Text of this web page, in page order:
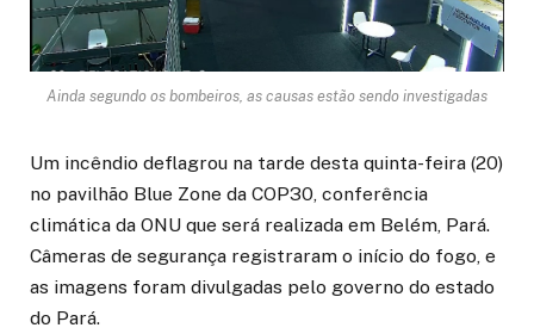
Ainda segundo os bombeiros, as causas estão sendo investigadas
Um incêndio deflagrou na tarde desta quinta-feira (20)
no pavilhão Blue Zone da COP30, conferência
climática da ONU que será realizada em Belém, Pará.
Câmeras de segurança registraram o início do fogo, e
as imagens foram divulgadas pelo governo do estado
do Pará.